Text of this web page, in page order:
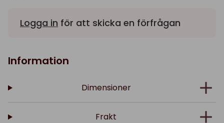
Logga in för att skicka en förfrågan
Information
Dimensioner
Frakt